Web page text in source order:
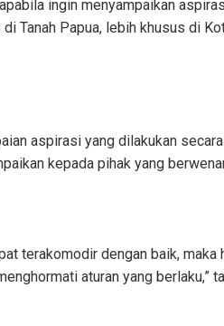
ingin menyampaikan
Tanah Papua, lebih khusus di
aspirasi yang dilakukan
kepada pihak yang
terakomodir dengan baik, maka
aturan yang berlaku,”